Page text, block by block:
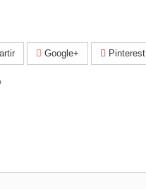
Google+ Pinterest